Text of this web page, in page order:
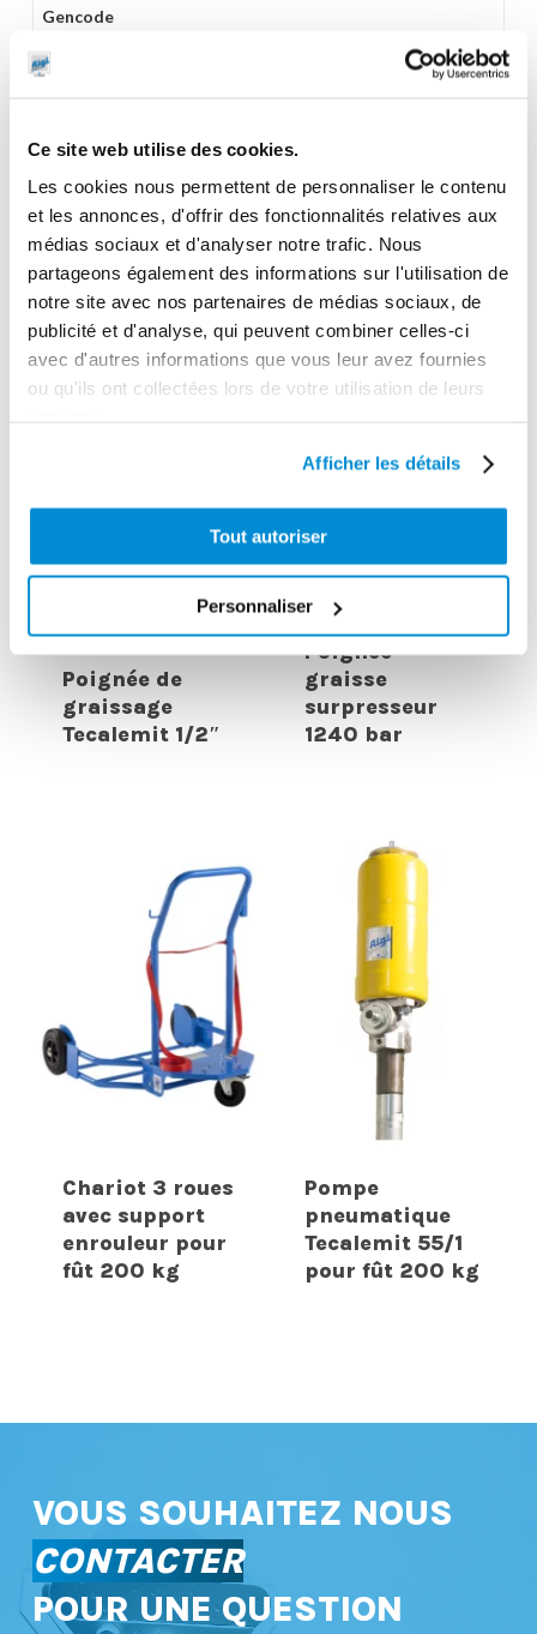
Ce site web utilise des cookies.
Les cookies nous permettent de personnaliser le contenu
et les annonces, d'offrir des fonctionnalités relatives aux
médias sociaux et d'analyser notre trafic. Nous
partageons également des informations sur l'utilisation de
notre site avec nos partenaires de médias sociaux, de
publicité et d'analyse, qui peuvent combiner celles-ci
avec d'autres informations que vous leur avez fournies
ou qu'ils ont collectées lors de votre utilisation de leurs
Afficher les détails
Tout autoriser
Personnaliser
Gencode
3284660415580
CES PRODUITS PEUVENT VOUS
INTERESSER
Poignée de
graissage
Tecalemit 1/2″
Poignée
graisse
surpresseur
1240 bar
Chariot 3 roues
avec support
enrouleur pour
fût 200 kg
Pompe
pneumatique
Tecalemit 55/1
pour fût 200 kg
VOUS SOUHAITEZ NOUS
CONTACTER
POUR UNE QUESTION